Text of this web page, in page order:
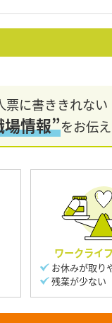
票に書ききれない
情報”をお伝
ワークライ
お休みが取り
残業が少ない